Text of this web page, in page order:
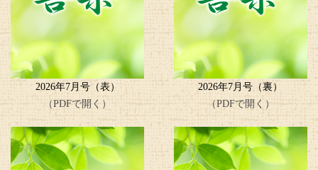
2026年7月号（表）
（PDFで開く）
2026年7月号（裏）
（PDFで開く）